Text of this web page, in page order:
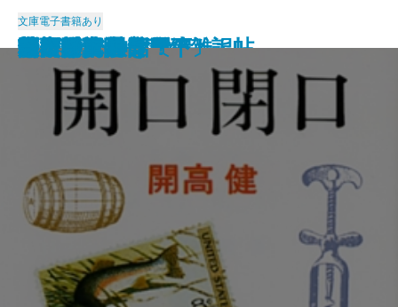
歴史と視点―私の雑記帖―
鬼怒川
食卓の情景
すばらしい数学者たち
道ありき―青春編―
鍵のかかる部屋
一人ならじ
燃えつきた地図
にぎやかな部屋
砂の城
文庫電子書籍あり
開口閉口
杳子・妻隠
朝ごはんぬき？
渦
陸奥爆沈
毎日が日曜日
梅雨将軍信長
ギリシア神話〔下〕
芝桜〔上〕
芝桜〔下〕